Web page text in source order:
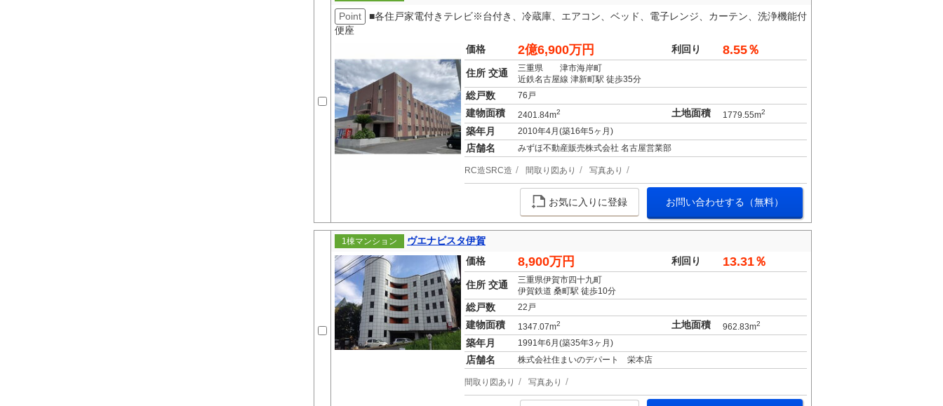
Point
■各住戸家電付きテレビ※台付き、冷蔵庫、エアコン、ベッド、電子レンジ、カーテン、洗浄機能付
便座
価格
2億6,900万円 利回り 8.55％
住所 交通
三重県 津市海岸町
近鉄名古屋線 津新町駅 徒歩35分
総戸数 76戸
建物面積 2401.84m2 土地面積 1779.55m2
築年月 2010年4月(築16年5ヶ月)
店舗名 みずほ不動産販売株式会社 名古屋営業部
RC造SRC造 間取り図あり 写真あり
お気に入りに登録 お問い合わせする（無料）
1棟マンション
ヴエナビスタ伊賀
価格
8,900万円 利回り 13.31％
住所 交通
三重県伊賀市四十九町
伊賀鉄道 桑町駅 徒歩10分
総戸数 22戸
建物面積 1347.07m2 土地面積 962.83m2
築年月 1991年6月(築35年3ヶ月)
店舗名 株式会社住まいのデパート 栄本店
間取り図あり 写真あり